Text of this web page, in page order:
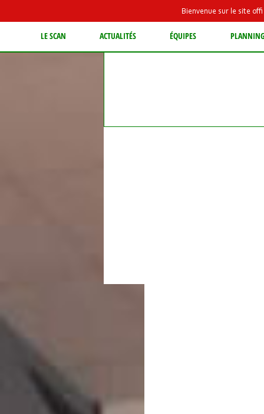
Bienvenue sur le site
LE SCAN ACTUALITÉS ÉQUIPES